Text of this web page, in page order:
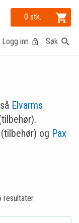
Søk
0 stk.
Logg inn
Elvarms
(tilbehør) og Pax
resultater